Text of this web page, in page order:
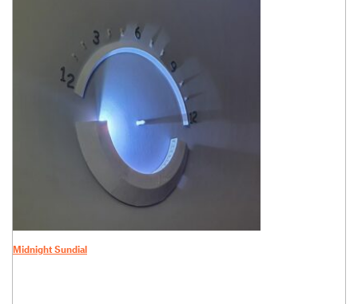
Midnight Sundial